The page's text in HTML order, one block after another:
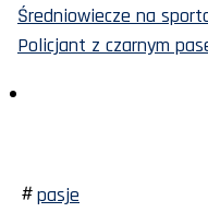
Średniowiecze na
Policjant z czarnym
pasje